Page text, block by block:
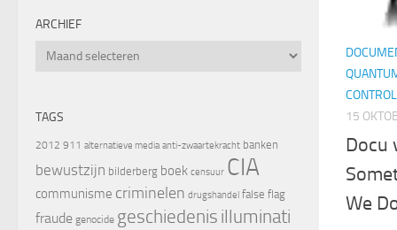
CONTROL
15
Docu
We
ARCHIEF
Archief
TAGS
2012 911 alternatieve media anti-zwaartekracht banken
bewustzijn bilderberg boek censuur CIA
communisme criminelen drugshandel false flag
fraude genocide geschiedenis illuminati